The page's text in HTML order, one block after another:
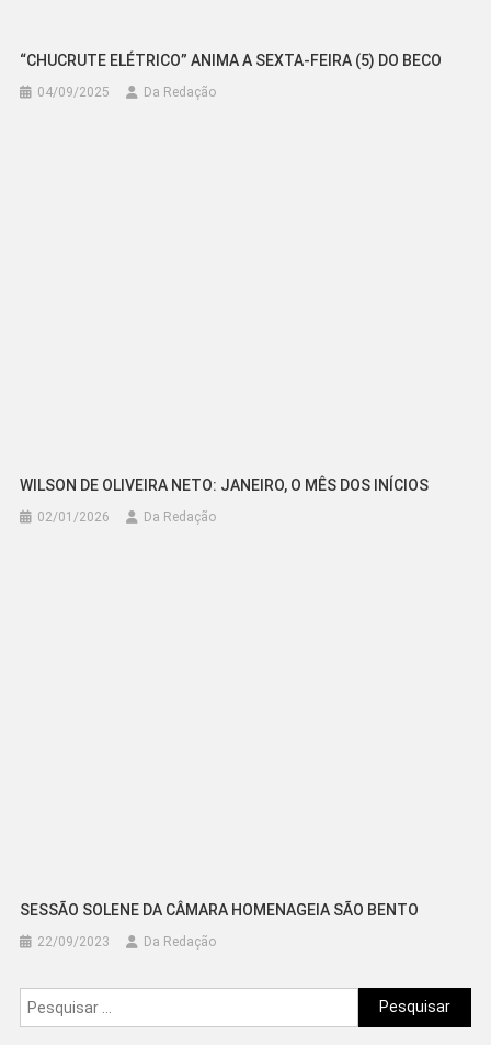
“CHUCRUTE ELÉTRICO” ANIMA A SEXTA-FEIRA (5) DO BECO
04/09/2025 Da Redação
WILSON DE OLIVEIRA NETO: JANEIRO, O MÊS DOS INÍCIOS
02/01/2026 Da Redação
SESSÃO SOLENE DA CÂMARA HOMENAGEIA SÃO BENTO
22/09/2023 Da Redação
Pesquisar
por: